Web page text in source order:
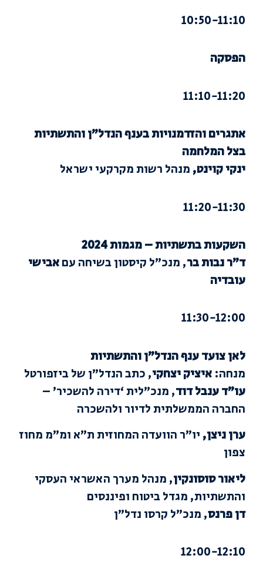
10:50-11:10
הפסקה
11:10-11:20
אתגרים והזדמנויות בענף הנדל”ן והתשתיות
בצל המלחמה
ינקי קוינט, מנהל רשות מקרקעי ישראל
11:20-11:30
השקעות בתשתיות – מגמות 2024
ד”ר נבות בר, מנכ”ל קיסטון בשיחה עםאבישי
עובדיה
11:30-12:00
לאן צועד ענף הנדל”ן והתשתיות
מנחה: איציק יצחקי, כתב הנדל”ן של ביזפורטל
עו”ד ענבל דוד, מנכ”לית ‘דירה להשכיר’ –
החברה הממשלתית לדיור ולהשכרה
ערן ניצן, יו”ר הוועדה המחוזית ת”א ומ”מ מחוז
צפון
ליאור סוסונקין, מנהל מערך האשראי העסקי
והתשתיות, מגדל ביטוח ופיננסים
דן פרנס, מנכ”ל קרסו נדל”ן
12:00-12:10